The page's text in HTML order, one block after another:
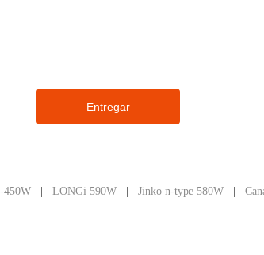
Entregar
450W LONGi 590W Jinko n-type 580W